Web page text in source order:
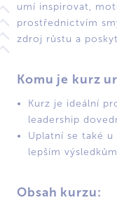
umí inspirovat,
prostřednictvím
zdroj růstu a
Komu je kurz
Kurz je ideální
leadership
Uplatní se také
lepším
Obsah kurzu: